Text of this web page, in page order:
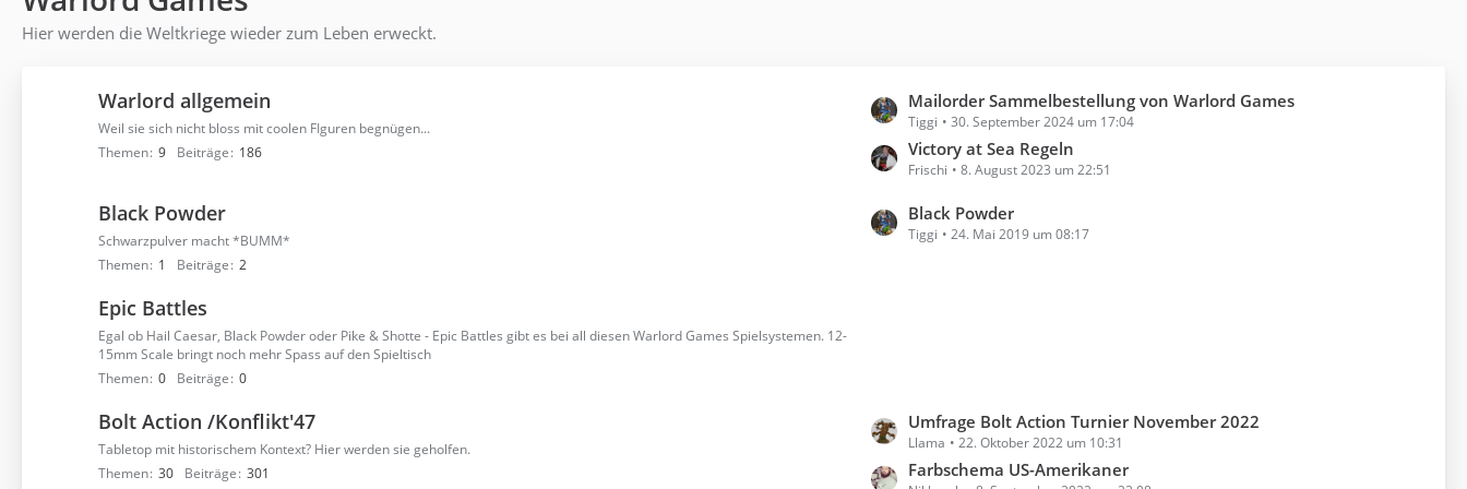
Hier werden die Weltkriege wieder zum Leben erweckt.
Warlord allgemein
Weil sie sich nicht bloss mit coolen FIguren begnügen...
Themen 9 Beiträge 186
L
e
t
z
e
e
Mailorder Sammelbestellung von Warlord Games
Tiggi 30. September 2024 um 17:04
Victory at Sea Regeln
Frischi 8. August 2023 um 22:51
Black Powder
Schwarzpulver macht *BUMM*
Themen 1 Beiträge 2
L
e
t
ä
Black Powder
Tiggi 24. Mai 2019 um 08:17
Epic Battles
Egal ob Hail Caesar, Black Powder oder Pike & Shotte - Epic Battles gibt es bei all diesen Warlord Games Spielsystemen. 12-
15mm Scale bringt noch mehr Spass auf den Spieltisch
Themen 0 Beiträge 0
Bolt Action /Konflikt'47
Tabletop mit historischem Kontext? Hier werden sie geholfen.
Themen 30 Beiträge 301
L
e
t
Umfrage Bolt Action Turnier November 2022
Llama 22. Oktober 2022 um 10:31
Farbschema US-Amerikaner